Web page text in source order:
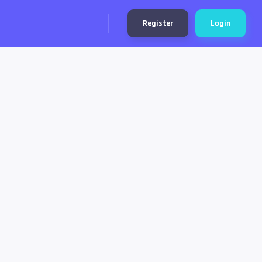
Register Login